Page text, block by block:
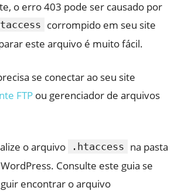
o erro 403 pode ser causado por
corrompido em seu site
este arquivo é muito fácil.
se conectar ao seu site
FTP ou gerenciador de arquivos
o arquivo .htaccess na pasta
Consulte este guia se
encontrar o arquivo